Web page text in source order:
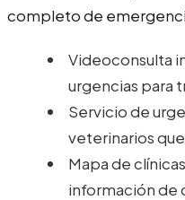
completo de
Videoconsulta
urgencias para
Servicio de
veterinarios
Mapa de
información de